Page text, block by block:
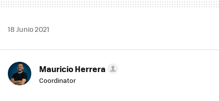
18 Junio 2021
Mauricio Herrera
Coordinator